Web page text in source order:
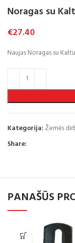
Noragas su
€27.40
Naujas Noragas su
Kategorija:Žemės
Share:
PANAŠŪS